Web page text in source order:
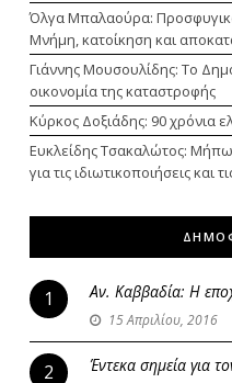
Όλγα Μπαλαούρα:
Μνήμη, κατοίκηση και
Γιάννης Μουσουλίδης: Το
οικονομία της καταστροφής
Κύρκος Δοξιάδης: 90 χρόνια
Ευκλείδης Τσακαλώτος:
για τις ιδιωτικοποιήσεις και
1 Αν. Καββαδία: Η
15 Απριλίου, 2016
2 Έντεκα σημεία για